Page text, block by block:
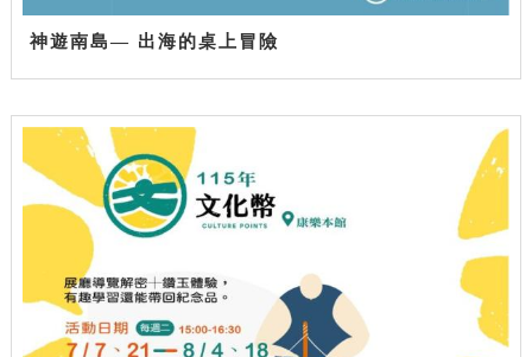
神遊南島— 出海的桌上冒險